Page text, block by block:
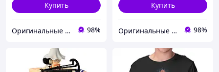
Купить
Оригинальные игрушки из Америки и Японии 98%
Купить
Оригинальные игрушки из Америки и Японии 98%